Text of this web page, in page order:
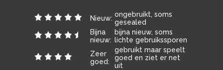
Nieuw: ongebruikt, soms
gesealed
Bijna
nieuw:
bijna nieuw, soms
lichte gebruikssporen
Zeer
goed:
gebruikt maar speelt
goed en ziet er net
uit